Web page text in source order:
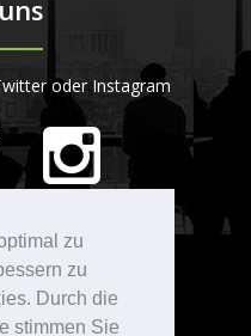
zu
zu
Durch die
stimmen Sie
oder Instagram